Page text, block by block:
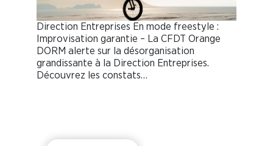
Direction Entreprises En mode freestyle :
Improvisation garantie – La CFDT Orange
DORM alerte sur la désorganisation
grandissante à la Direction Entreprises.
Découvrez les constats…